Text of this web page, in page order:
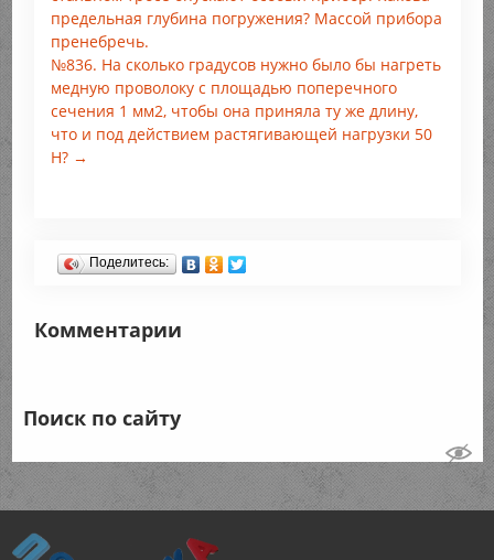
предельная глубина погружения? Массой прибора
пренебречь.
№836. На сколько градусов нужно было бы нагреть
медную проволоку с площадью поперечного
сечения 1 мм2, чтобы она приняла ту же длину,
что и под действием растягивающей нагрузки 50
Н? →
Поделитесь:
Комментарии
Поиск по сайту